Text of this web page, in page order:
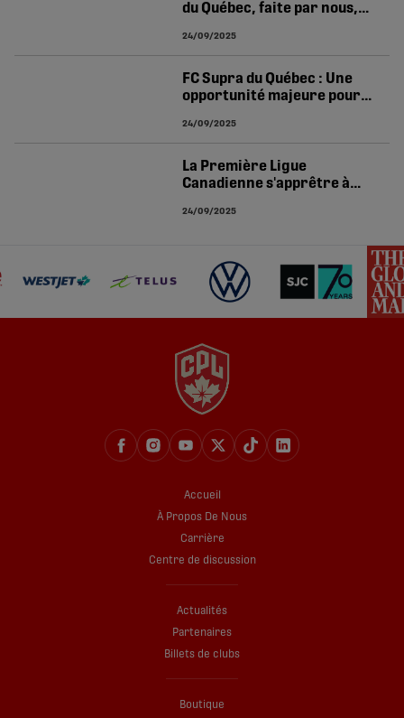
du Québec, faite par nous,
24/09/2025
FC Supra du Québec : Une
opportunité majeure pour
québécois
24/09/2025
La Première Ligue
Canadienne s'apprêtre à
Québec en 2026
24/09/2025
Accueil
À Propos De Nous
Carrière
Centre de discussion
Actualités
Partenaires
Billets de clubs
Boutique